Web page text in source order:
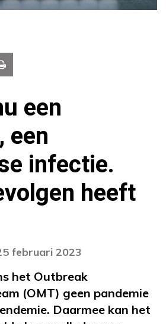
een
een
infectie.
heeft
februari 2023
het Outbreak
(OMT) geen pandemie
Daarmee kan het